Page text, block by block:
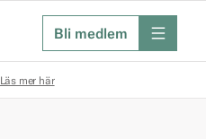
Bli medlem meny
Läs mer här